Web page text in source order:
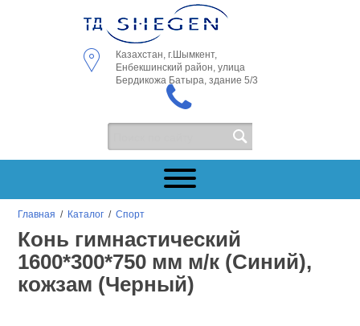
Казахстан, г.Шымкент,
Енбекшинский район, улица
Бердикожа Батыра, здание 5/3
Главная / Каталог /Спорт
Конь гимнастический
1600*300*750 мм м/к (Синий),
кожзам (Черный)